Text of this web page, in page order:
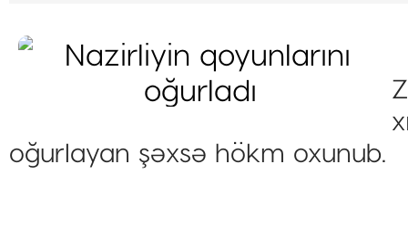
oğurlayan şəxsə hökm oxunub.